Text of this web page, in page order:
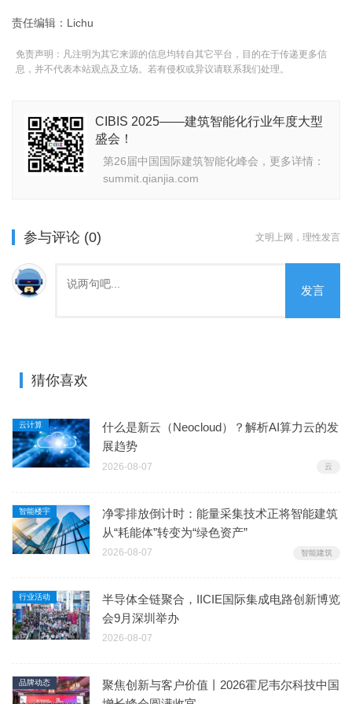
责任编辑：Lichu
免责声明：凡注明为其它来源的信息均转自其它平台，目的在于传递更多信
息，并不代表本站观点及立场。若有侵权或异议请联系我们处理。
CIBIS 2025——建筑智能化行业年度大型
盛会！
第26届中国国际建筑智能化峰会，更多详情：
summit.qianjia.com
参与评论 (0) 文明上网，理性发言
发言
猜你喜欢
云计算
什么是新云（Neocloud）？解析AI算力云的发
展趋势
2026-08-07 云
智能楼宇
净零排放倒计时：能量采集技术正将智能建筑
从“耗能体”转变为“绿色资产”
2026-08-07 智能建筑
行业活动
半导体全链聚合，IICIE国际集成电路创新博览
会9月深圳举办
2026-08-07
品牌动态
聚焦创新与客户价值丨2026霍尼韦尔科技中国